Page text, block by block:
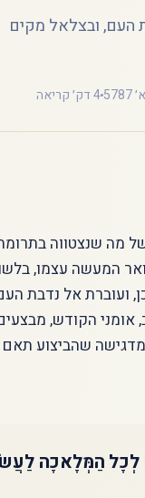
העם, ובצלאל מקים
4 דק׳ קריאה
מה שנצטווה
המעשה עצמו,
ועוברת אל נדבת
אומני הקודש,
מדגישה שהביצוע
לְכָל הַמְּלָאכָה